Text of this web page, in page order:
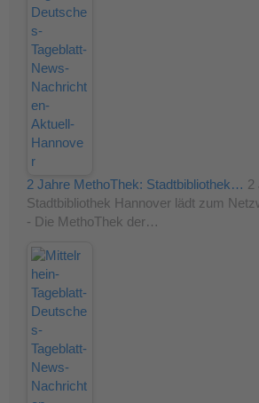
2 Jahre MethoThek: Stadtbibliothek… 2
Stadtbibliothek Hannover lädt zum
- Die MethoThek der…